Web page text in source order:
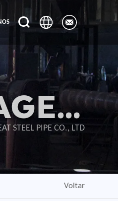
STEEL PIPE CO., LTD
Voltar